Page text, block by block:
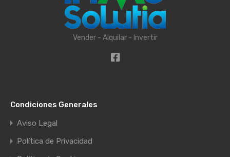
Vender - Alquilar - Invertir
Condiciones Generales
Aviso Legal
Política de Privacidad